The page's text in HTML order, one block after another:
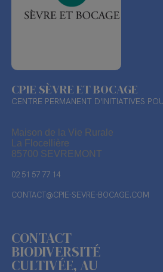
CPIE SÈVRE ET BOCAGE
CENTRE PERMANENT D'INITIATIVES
Maison de la Vie Rurale
La Flocellière
85700 SEVREMONT
02 51 57 77 14
CONTACT@CPIE-SEVRE-BOCAGE.COM
CONTACT
BIODIVERSITÉ
CULTIVÉE, AU